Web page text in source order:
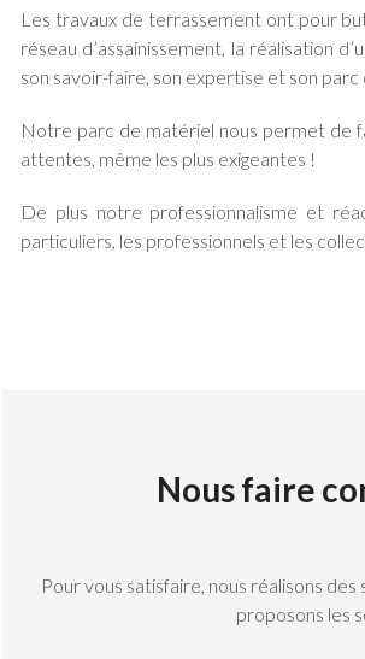
Les travaux de terrassement ont pour
réseau d’assainissement, la réalisation
son savoir-faire, son expertise et son parc
Notre parc de matériel nous permet de
attentes, même les plus exigeantes !
De plus notre professionnalisme et
particuliers, les professionnels et les
Nous faire
Pour vous satisfaire, nous réalisons
proposons les